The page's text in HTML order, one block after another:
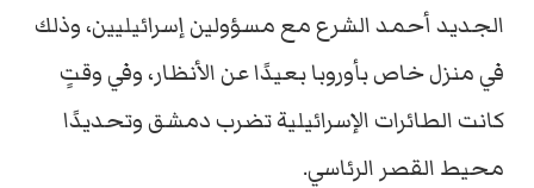
الجديد أحمد الشرع مع مسؤولين إسرائيليين، وذلك
في منزل خاص بأوروبا بعيدًا عن الأنظار، وفي وقتٍ
كانت الطائرات الإسرائيلية تضرب دمشق وتحديدًا
محيط القصر الرئاسي.